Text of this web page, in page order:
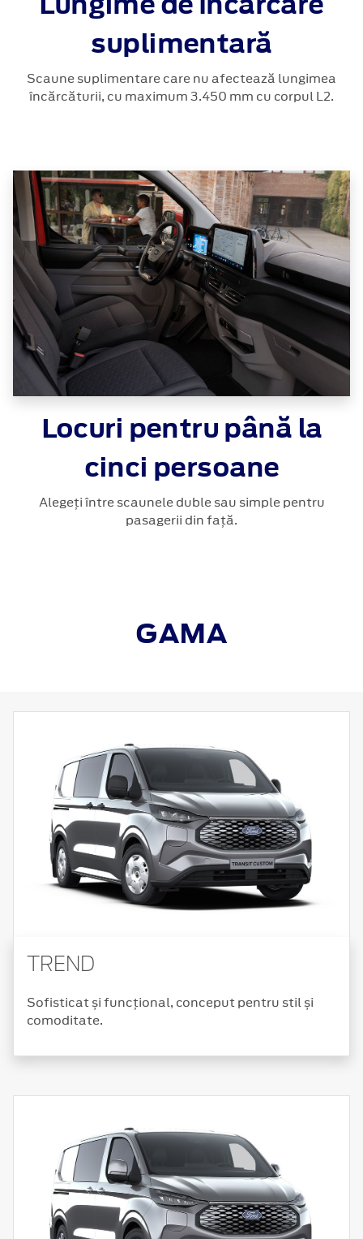
suplimentară
Scaune suplimentare care nu afectează lungimea
încărcăturii, cu maximum 3.450 mm cu corpul L2.
Locuri pentru până la
cinci persoane
Alegeți între scaunele duble sau simple pentru
pasagerii din față.
GAMA
TREND
Sofisticat și funcțional, conceput pentru stil și
comoditate.